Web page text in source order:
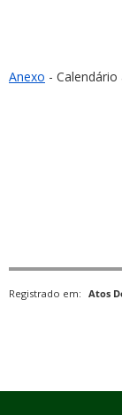
Anexo -
Registrado em: Atos